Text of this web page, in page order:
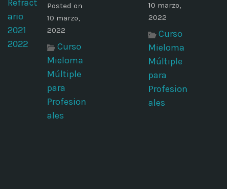
Posted on
10 marzo,
2022
Curso
Mieloma
Múltiple
para
Profesion
ales
10 marzo,
2022
Curso
Mieloma
Múltiple
para
Profesion
ales